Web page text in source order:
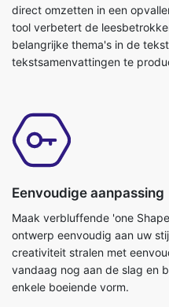
direct omzetten in een
tool verbetert de
belangrijke thema's in de
tekstsamenvattingen te
Eenvoudige aanpassing
Maak verbluffende 'one
ontwerp eenvoudig aan uw
creativiteit stralen met
vandaag nog aan de slag en
enkele boeiende vorm.